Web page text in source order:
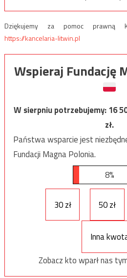
Dziękujemy za pomoc prawną
https://kancelaria-litwin.pl
Wspieraj Fundację
W sierpniu potrzebujemy:16
zł.
Państwa wsparcie jest
Fundacji Magna Polonia.
8%
30 zł 50 zł
Inna
Zobacz kto wparł nas